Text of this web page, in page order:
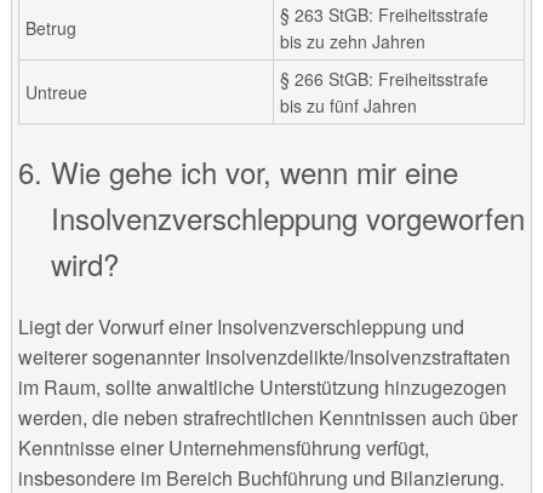
Betrug
§ 263 StGB: Freiheitsstrafe
bis zu zehn Jahren
Untreue
§ 266 StGB: Freiheitsstrafe
bis zu fünf Jahren
Wie gehe ich vor, wenn mir eine
Insolvenzverschleppung vorgeworfen
wird?
Liegt der Vorwurf einer Insolvenzverschleppung und
weiterer sogenannter Insolvenzdelikte/Insolvenzstraftaten
im Raum, sollte anwaltliche Unterstützung hinzugezogen
werden, die neben strafrechtlichen Kenntnissen auch über
Kenntnisse einer Unternehmensführung verfügt,
insbesondere im Bereich Buchführung und Bilanzierung.